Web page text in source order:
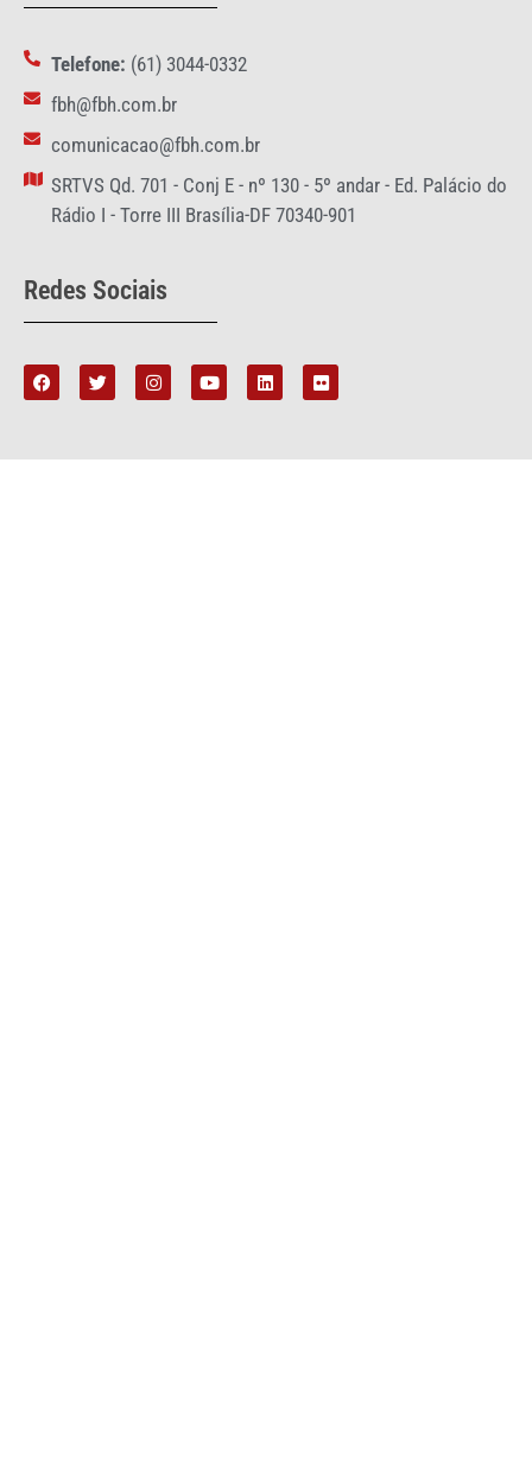
Telefone: (61) 3044-0332
fbh@fbh.com.br
comunicacao@fbh.com.br
SRTVS Qd. 701 - Conj E - nº 130 - 5º andar - Ed. Palácio do
Rádio I - Torre III Brasília-DF 70340-901
Redes Sociais